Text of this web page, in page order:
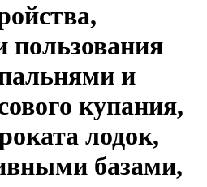
пользования
и
купания,
лодок,
базами,